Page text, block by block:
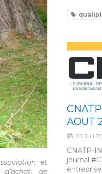
et
de
AOUT
03 Juil
CNATP-
journal